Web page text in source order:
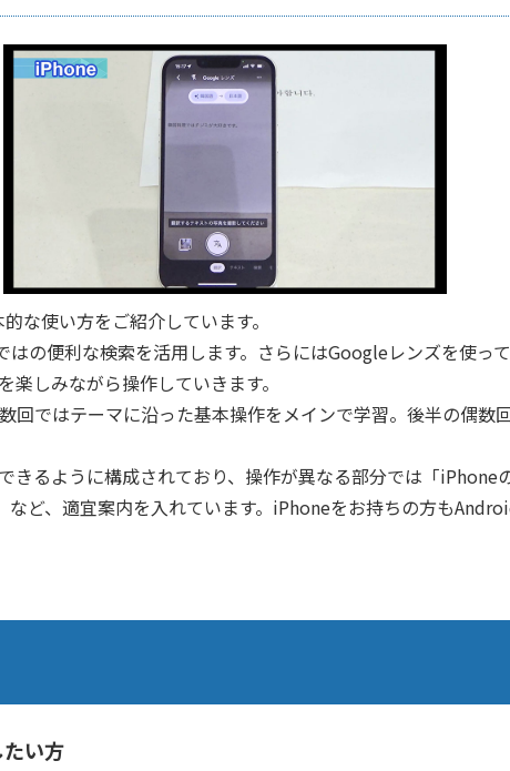
な使い方をご紹介しています。
の便利な検索を活用します。さらにはGoogleレンズを使っ
しみながら操作していきます。
回ではテーマに沿った基本操作をメインで学習。後半の偶数
るように構成されており、操作が異なる部分では「iPhone
ど、適宜案内を入れています。iPhoneをお持ちの方も
い方